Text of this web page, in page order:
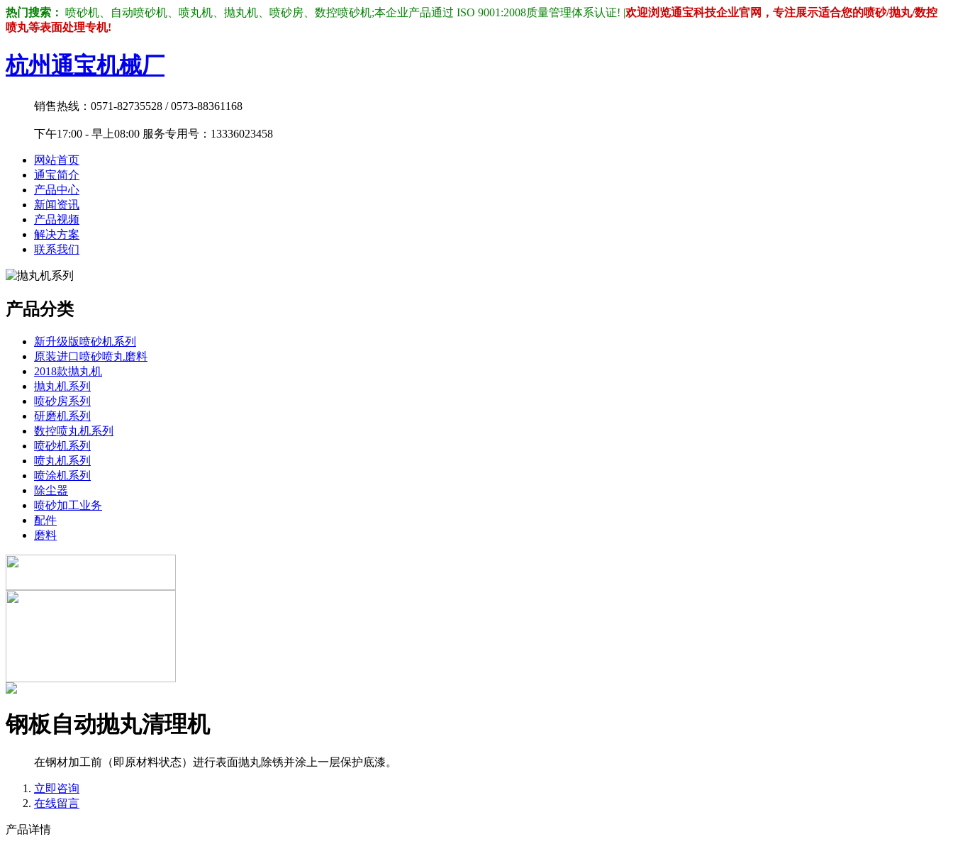
热门搜索： 喷砂机、自动喷砂机、喷丸机、抛丸机、喷砂房、数控喷砂机;本企业产品通过 ISO 9001:2008质量管理体系认证! |欢迎浏览通宝科技企业官网，专注展示适合您的喷砂/抛丸/数控
喷丸等表面处理专机!
杭州通宝机械厂
销售热线：0571-82735528 / 0573-88361168
下午17:00 - 早上08:00 服务专用号：13336023458
网站首页
通宝简介
产品中心
新闻资讯
产品视频
解决方案
联系我们
产品分类
新升级版喷砂机系列
原装进口喷砂喷丸磨料
2018款抛丸机
抛丸机系列
喷砂房系列
研磨机系列
数控喷丸机系列
喷砂机系列
喷丸机系列
喷涂机系列
除尘器
喷砂加工业务
配件
磨料
钢板自动抛丸清理机
在钢材加工前（即原材料状态）进行表面抛丸除锈并涂上一层保护底漆。
立即咨询
在线留言
产品详情